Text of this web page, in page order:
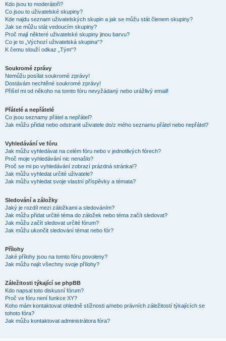
Kdo jsou to moderátoři?
Co jsou to uživatelské skupiny?
Kde najdu seznam uživatelských skupin a jak se můžu stát členem skupiny?
Jak se můžu stát vedoucím skupiny?
Proč mají některé uživatelské skupiny jinou barvu?
Co je to „Výchozí uživatelská skupina“?
K čemu slouží odkaz „Tým“?
Soukromé zprávy
Nemůžu posílat soukromé zprávy!
Dostávám nechtěné soukromé zprávy!
Přišel mi od někoho na tomto fóru nevyžádaný nebo urážlivý email!
Přátelé a nepřátelé
Co jsou seznamy přátel a nepřátel?
Jak můžu přidat nebo odstranit uživatele do/z mého seznamu přátel nebo nepřátel?
Vyhledávání ve fóru
Jak můžu vyhledávat na celém fóru nebo v jednotlivých fórech?
Proč moje vyhledávání nic nenašlo?
Proč se mi po vyhledávání zobrazí prázdná stránka!?
Jak můžu vyhledat určité uživatele?
Jak můžu vyhledat svoje vlastní příspěvky a témata?
Sledování a záložky
Jaký je rozdíl mezi záložkami a sledováním?
Jak můžu přidat určité téma do záložek nebo téma začít sledovat?
Jak můžu začít sledovat určité fórum?
Jak můžu ukončit sledování témat nebo fór?
Přílohy
Jaké přílohy jsou na tomto fóru povoleny?
Jak můžu najít všechny svoje přílohy?
Záležitosti týkající se phpBB
Kdo napsal toto diskusní fórum?
Proč ve fóru není funkce XY?
Koho mám kontaktovat ohledně stížnosti a/nebo právních záležitostí týkajících se
tohoto fóra?
Jak můžu kontaktovat administrátora fóra?